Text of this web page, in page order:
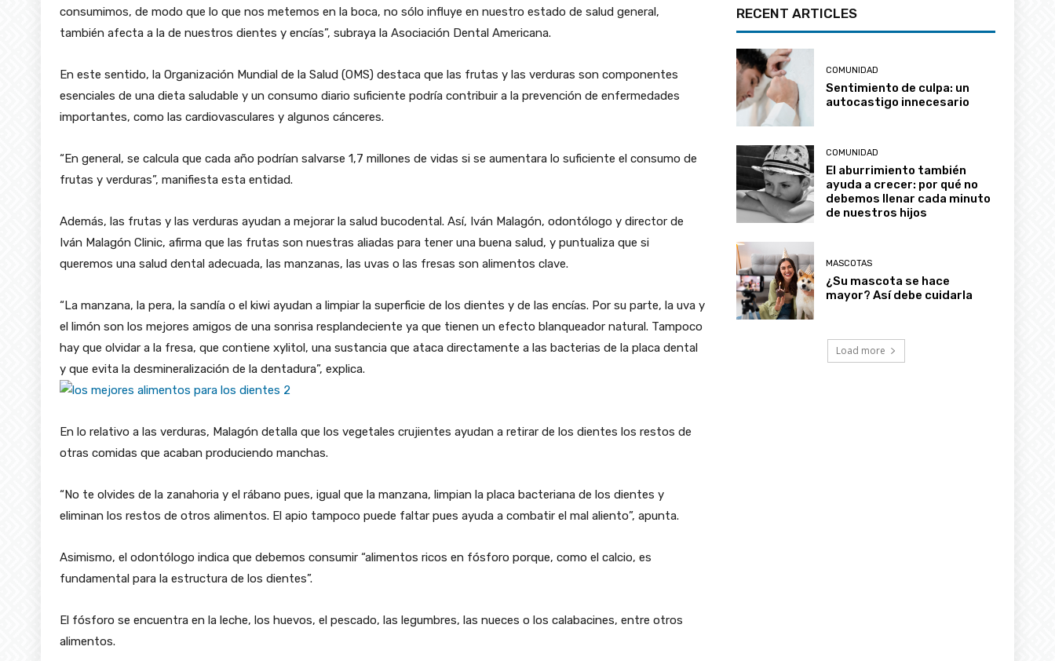
consumimos, de modo que lo que nos metemos en la boca, no sólo influye en nuestro estado de salud general,
también afecta a la de nuestros dientes y encías”, subraya la Asociación Dental Americana.
En este sentido, la Organización Mundial de la Salud (OMS) destaca que las frutas y las verduras son componentes
esenciales de una dieta saludable y un consumo diario suficiente podría contribuir a la prevención de enfermedades
importantes, como las cardiovasculares y algunos cánceres.
“En general, se calcula que cada año podrían salvarse 1,7 millones de vidas si se aumentara lo suficiente el consumo de
frutas y verduras”, manifiesta esta entidad.
Además, las frutas y las verduras ayudan a mejorar la salud bucodental. Así, Iván Malagón, odontólogo y director de
Iván Malagón Clinic, afirma que las frutas son nuestras aliadas para tener una buena salud, y puntualiza que si
queremos una salud dental adecuada, las manzanas, las uvas o las fresas son alimentos clave.
“La manzana, la pera, la sandía o el kiwi ayudan a limpiar la superficie de los dientes y de las encías. Por su parte, la uva y
el limón son los mejores amigos de una sonrisa resplandeciente ya que tienen un efecto blanqueador natural. Tampoco
hay que olvidar a la fresa, que contiene xylitol, una sustancia que ataca directamente a las bacterias de la placa dental
y que evita la desmineralización de la dentadura”, explica.
En lo relativo a las verduras, Malagón detalla que los vegetales crujientes ayudan a retirar de los dientes los restos de
otras comidas que acaban produciendo manchas.
“No te olvides de la zanahoria y el rábano pues, igual que la manzana, limpian la placa bacteriana de los dientes y
eliminan los restos de otros alimentos. El apio tampoco puede faltar pues ayuda a combatir el mal aliento”, apunta.
Asimismo, el odontólogo indica que debemos consumir “alimentos ricos en fósforo porque, como el calcio, es
fundamental para la estructura de los dientes”.
El fósforo se encuentra en la leche, los huevos, el pescado, las legumbres, las nueces o los calabacines, entre otros
alimentos.
RECENT ARTICLES
COMUNIDAD
Sentimiento de culpa: un
autocastigo innecesario
COMUNIDAD
El aburrimiento también
ayuda a crecer: por qué no
debemos llenar cada minuto
de nuestros hijos
MASCOTAS
¿Su mascota se hace
mayor? Así debe cuidarla
Load more